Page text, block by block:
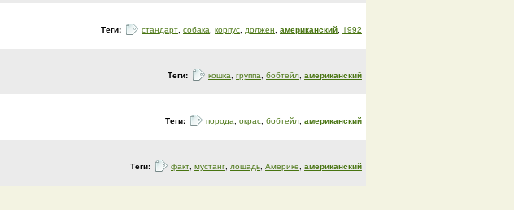
Теги: стандарт, собака, корпус, должен, американский, 1992
Теги: кошка, группа, бобтейл, американский
Теги: порода, окрас, бобтейл, американский
Теги: факт, мустанг, лошадь, Америке, американский